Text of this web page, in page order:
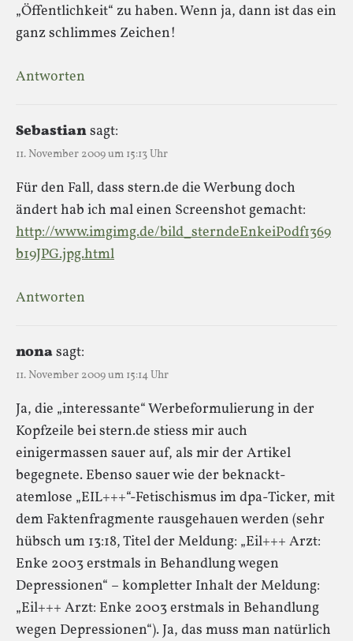
„Öffentlichkeit“ zu haben. Wenn ja, dann ist das ein
ganz schlimmes Zeichen!
Antworten
Sebastiansagt:
11. November 2009 um 15:13 Uhr
Für den Fall, dass stern.de die Werbung doch
ändert hab ich mal einen Screenshot gemacht:
http://www.imgimg.de/bild_sterndeEnkeiPodf1369
b19JPG.jpg.html
Antworten
nonasagt:
11. November 2009 um 15:14 Uhr
Ja, die „interessante“ Werbeformulierung in der
Kopfzeile bei stern.de stiess mir auch
einigermassen sauer auf, als mir der Artikel
begegnete. Ebenso sauer wie der beknackt-
atemlose „EIL+++“-Fetischismus im dpa-Ticker, mit
dem Faktenfragmente rausgehauen werden (sehr
hübsch um 13:18, Titel der Meldung: „Eil+++ Arzt:
Enke 2003 erstmals in Behandlung wegen
Depressionen“ – kompletter Inhalt der Meldung:
„Eil+++ Arzt: Enke 2003 erstmals in Behandlung
wegen Depressionen“). Ja, das muss man natürlich